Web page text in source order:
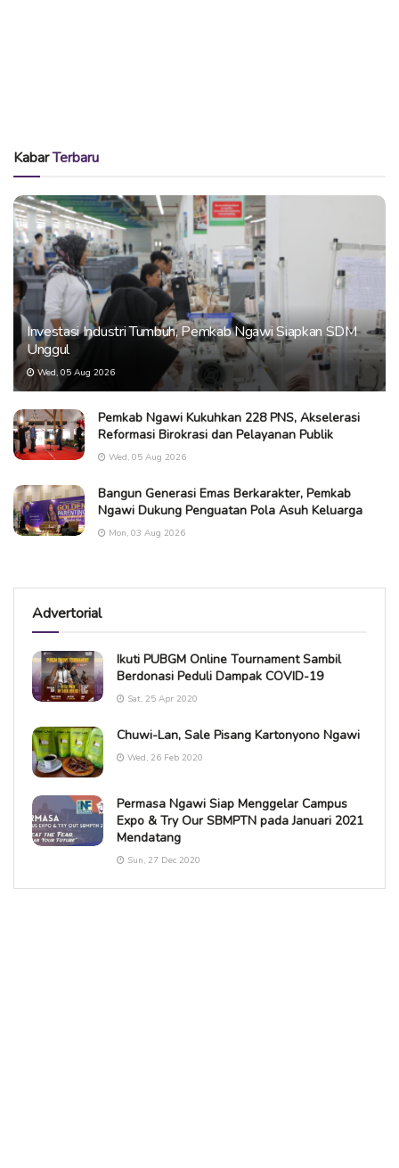
KabarTerbaru
Investasi Industri Tumbuh, Pemkab Ngawi Siapkan SDM
Unggul
Wed, 05 Aug 2026
Pemkab Ngawi Kukuhkan 228 PNS, Akselerasi
Reformasi Birokrasi dan Pelayanan Publik
Wed, 05 Aug 2026
Bangun Generasi Emas Berkarakter, Pemkab
Ngawi Dukung Penguatan Pola Asuh Keluarga
Mon, 03 Aug 2026
Advertorial
Ikuti PUBGM Online Tournament Sambil
Berdonasi Peduli Dampak COVID-19
Sat, 25 Apr 2020
Chuwi-Lan, Sale Pisang Kartonyono Ngawi
Wed, 26 Feb 2020
Permasa Ngawi Siap Menggelar Campus
Expo & Try Our SBMPTN pada Januari 2021
Mendatang
Sun, 27 Dec 2020